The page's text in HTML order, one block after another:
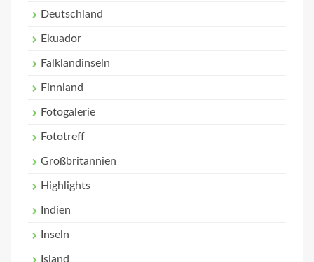
Deutschland
Ekuador
Falklandinseln
Finnland
Fotogalerie
Fototreff
Großbritannien
Highlights
Indien
Inseln
Island